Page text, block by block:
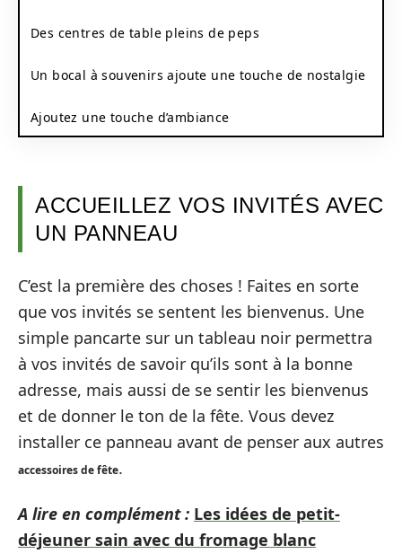
Des centres de table pleins de peps
Un bocal à souvenirs ajoute une touche de nostalgie
Ajoutez une touche d’ambiance
ACCUEILLEZ VOS INVITÉS AVEC
UN PANNEAU
C’est la première des choses ! Faites en sorte
que vos invités se sentent les bienvenus. Une
simple pancarte sur un tableau noir permettra
à vos invités de savoir qu’ils sont à la bonne
adresse, mais aussi de se sentir les bienvenus
et de donner le ton de la fête. Vous devez
installer ce panneau avant de penser aux autres
accessoires de fête.
A lire en complément : Les idées de petit-
déjeuner sain avec du fromage blanc